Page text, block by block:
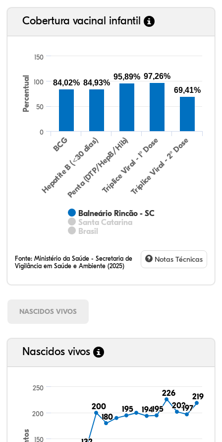
Cobertura vacinal infantil
Percentual
Balneário Rincão - SC
Santa Catarina
Brasil
BCG
Hepatite B (<30 dias)
Penta (DTP/HepB/Hib)Tríplice Viral - 1° Dose
Tríplice Viral - 2° Dose
0
50
100
150
84,02% 84,93%
95,89% 97,26%
69,41%
Fonte: Ministério da Saúde - Secretaria de
Vigilância em Saúde e Ambiente (2025)
Notas Técnicas
NASCIDOS VIVOS
Nascidos vivos
200
200
180
180
195
195 194
194195
195
226
226
202
202197
197
219
219
150
200
250